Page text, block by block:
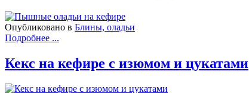
Опубликовано в Блины, оладьи
Подробнее ...
Кекс на кефире с изюмом и цукатами